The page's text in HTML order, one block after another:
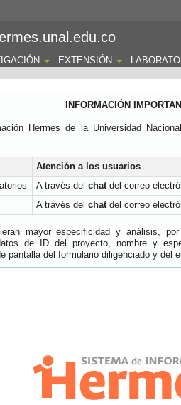
EXTENSIÓN
INFORMACIÓN
Hermes de la Universidad
Atención a los usuarios
A través del chatdel correo
A través del chatdel correo
mayor especificidad y análisis,
de ID del proyecto, nombre y
pantalla del formulario diligenciado y del